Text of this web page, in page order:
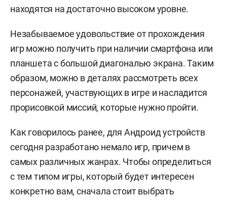
находятся на достаточно высоком уровне.
Незабываемое удовольствие от прохождения
игр можно получить при наличии смартфона или
планшета с большой диагональю экрана. Таким
образом, можно в деталях рассмотреть всех
персонажей, участвующих в игре и насладится
прорисовкой миссий, которые нужно пройти.
Как говорилось ранее, для Андроид устройств
сегодня разработано немало игр, причем в
самых различных жанрах. Чтобы определиться
с тем типом игры, который будет интересен
конкретно вам, сначала стоит выбрать